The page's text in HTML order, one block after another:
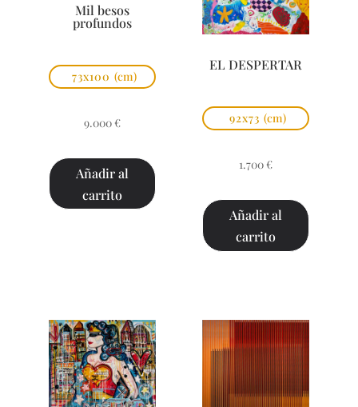
Mil besos
profundos
73x100 (cm)
9.000 €
Añadir al
carrito
EL DESPERTAR
92x73 (cm)
1.700 €
Añadir al
carrito